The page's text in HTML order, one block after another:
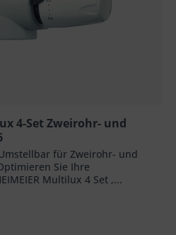
4-Set Zweirohr- und
für Zweirohr- und
Sie Ihre
Multilux 4 Set ,...